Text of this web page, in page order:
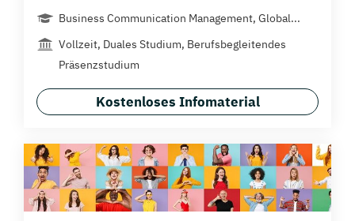
Business Communication Management, Global...
Vollzeit, Duales Studium, Berufsbegleitendes
Präsenzstudium
Kostenloses Infomaterial